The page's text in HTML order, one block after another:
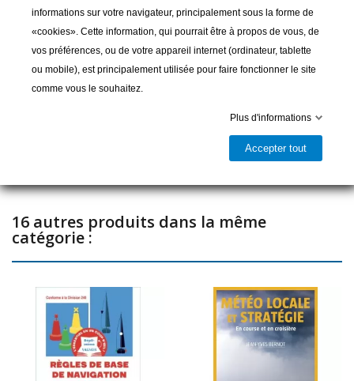
bateau en s'appuyant sur de nombreuses photographies et sur
des ateliers pédagogiques bien pensés.
Fiche technique
Pagination : 144 pages
Ajouter au panier
16 autres produits dans la même
catégorie :
informations sur votre navigateur, principalement sous la forme de
«cookies». Cette information, qui pourrait être à propos de vous, de
vos préférences, ou de votre appareil internet (ordinateur, tablette
ou mobile), est principalement utilisée pour faire fonctionner le site
comme vous le souhaitez.
Plus d'informations
Accepter tout